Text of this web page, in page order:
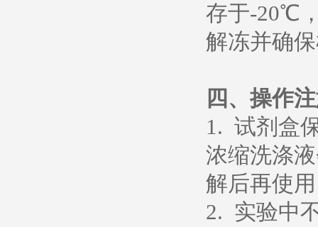
存于-20℃
解冻并确
四、操作
1. 试剂盒
浓缩洗涤
解后再使
2. 实验中